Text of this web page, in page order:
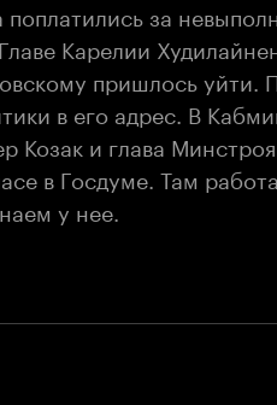
за
Карелии
пришлось уйти.
в его адрес. В
Козак и глава
в Госдуме. Там
у нее.